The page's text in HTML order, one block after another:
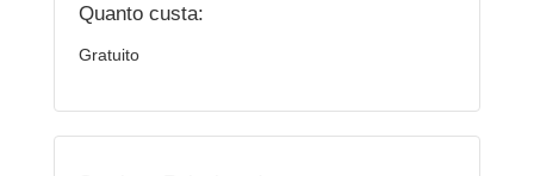
Quanto custa:
Gratuito